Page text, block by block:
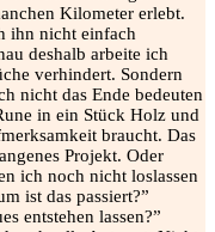
Kilometer erlebt.
ihn nicht einfach
deshalb arbeite ich
verhindert. Sondern
nicht das Ende bedeuten
in ein Stück Holz und
braucht. Das
Projekt. Oder
ich noch nicht loslassen
ist das passiert?”
entstehen lassen?”